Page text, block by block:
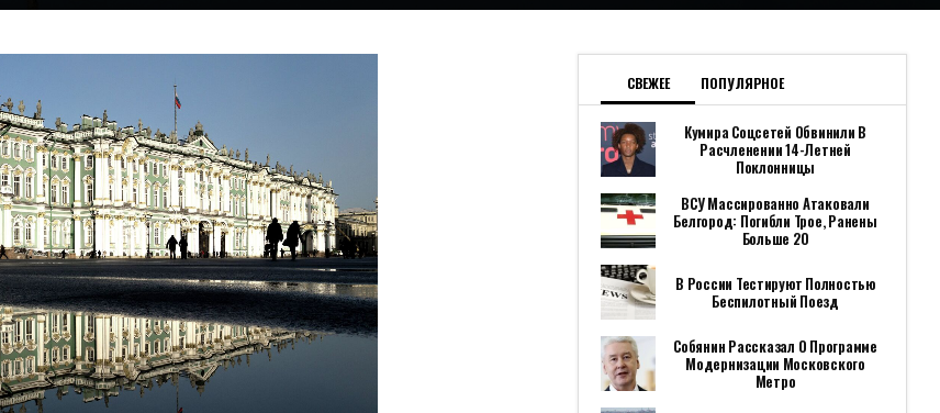
СВЕЖЕЕ ПОПУЛЯРНОЕ
Кумира Соцсетей Обвинили В
Расчленении 14-Летней
Поклонницы
ВСУ Массированно Атаковали
Белгород: Погибли Трое, Ранены
Больше 20
В России Тестируют Полностью
Беспилотный Поезд
Собянин Рассказал О Программе
Модернизации Московского
Метро